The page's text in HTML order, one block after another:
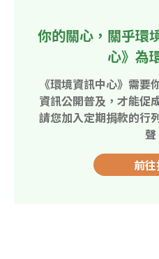
你的關心，關乎環
心》為
《環境資訊中心》需要
資訊公開普及，才能促
請您加入定期捐款的行
聲
前